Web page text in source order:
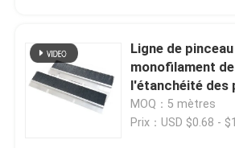
Ligne de
monofilament
l'étanchéité des
fenêtres ISO9001
MOQ：5 mètres
Prix：USD $0.68 -